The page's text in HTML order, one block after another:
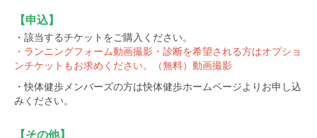
【申込】
・該当するチケットをご購入ください。
・ランニングフォーム動画撮影・診断を希望される方はオプショ
ンチケットもお求めください。（無料）動画撮影
・快体健歩メンバーズの方は快体健歩ホームページよりお申し込
みください。
【その他】